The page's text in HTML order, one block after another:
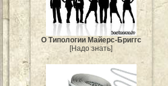
О Типологии Майерс-Бриггс
[Надо знать]